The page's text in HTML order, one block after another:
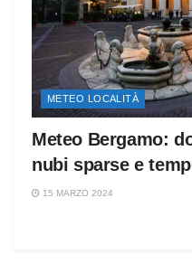
METEO LOCALITÀ
Meteo Bergamo:
nubi sparse e
15 MARZO 2024